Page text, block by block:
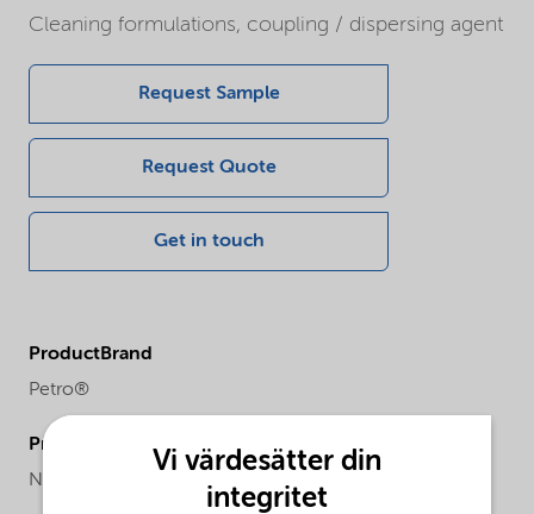
Cleaning formulations, coupling / dispersing agent
Request Sample
Request Quote
Get in touch
ProductBrand
Petro®
ProductChemicalFamily
Naphthalene sulfonate
Vi värdesätter din
integritet